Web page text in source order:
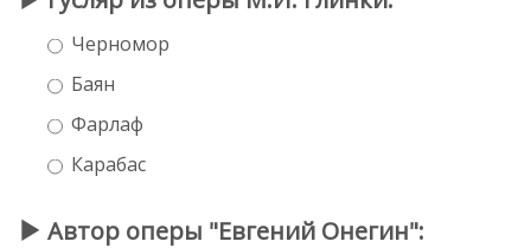
Черномор
Баян
Фарлаф
Карабас
Автор оперы "Евгений Онегин":